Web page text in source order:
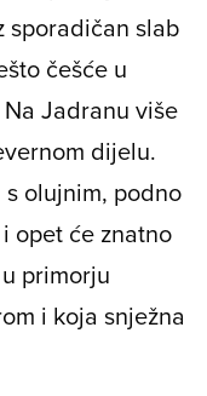
sporadičan slab
češće u
Jadranu više
dijelu.
olujnim, podno
opet će znatno
primorju
i koja snježna